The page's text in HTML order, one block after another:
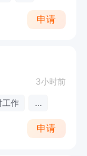
申请
3小时前
工作 ...
申请